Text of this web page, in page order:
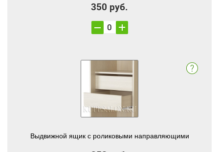
350 руб.
Выдвижной ящик с роликовыми направляющими